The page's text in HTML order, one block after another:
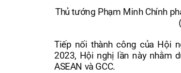
Thủ tướng Phạm Minh Chính
Tiếp nối thành công của Hội
2023, Hội nghị lần này nhằm
ASEAN và GCC.